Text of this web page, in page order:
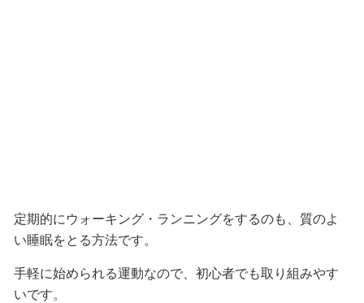
定期的にウォーキング・ランニングをするのも、質のよ
い睡眠をとる方法です。
手軽に始められる運動なので、初心者でも取り組みやす
いです。